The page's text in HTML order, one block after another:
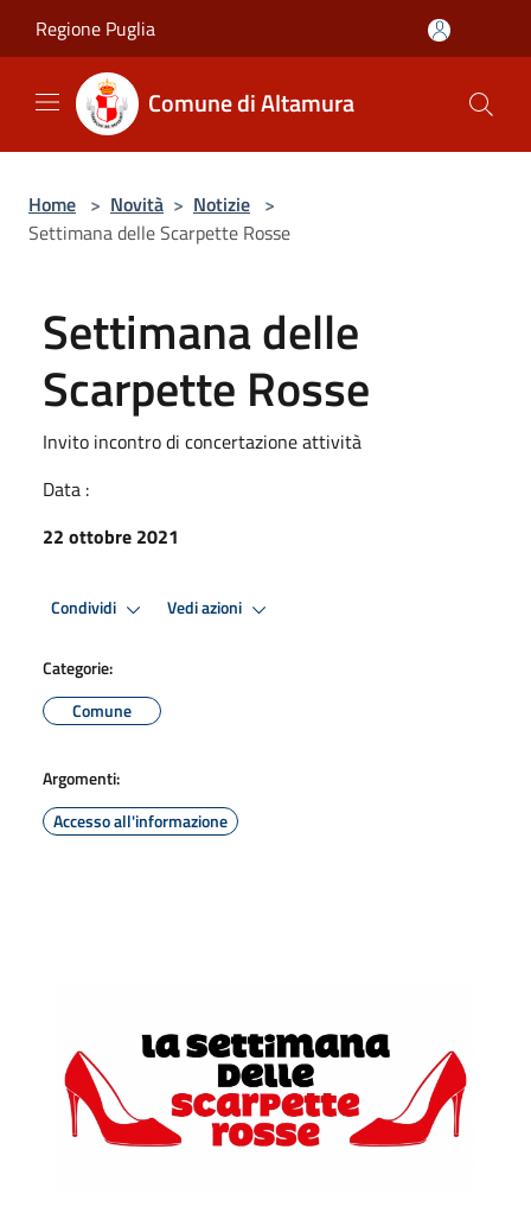
Regione Puglia
Comune di Altamura
Home > Novità > Notizie >
Settimana delle Scarpette Rosse
Settimana delle
Scarpette Rosse
Invito incontro di concertazione attività
Data :
22 ottobre 2021
Condividi Vedi azioni
Categorie:
Comune
Argomenti:
Accesso all'informazione